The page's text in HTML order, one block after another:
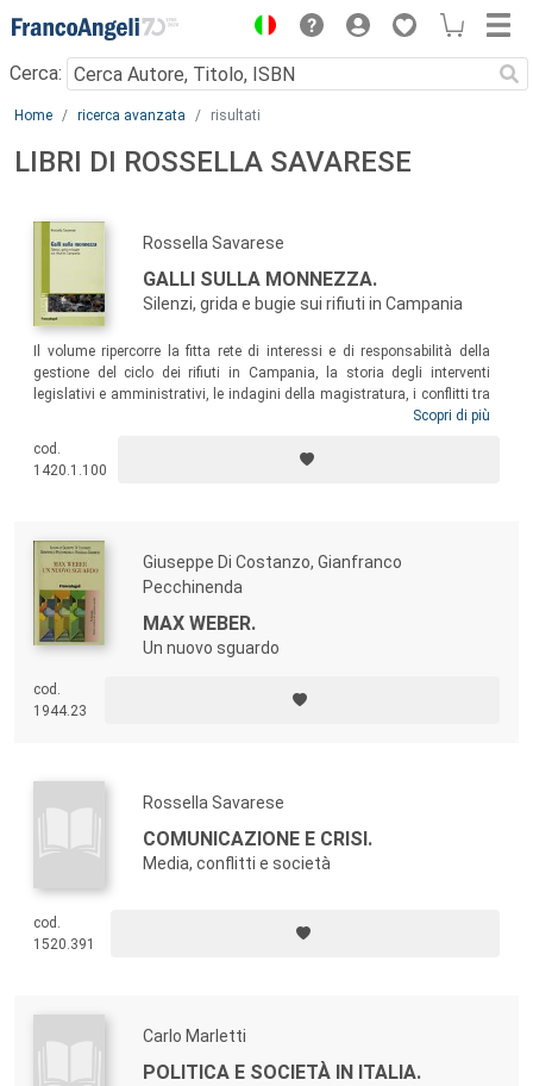
Menu
Cerca:
Main content
Home ricerca avanzata risultati
LIBRI DI ROSSELLA SAVARESE
Rossella Savarese
GALLI SULLA MONNEZZA.
Silenzi, grida e bugie sui rifiuti in Campania
Il volume ripercorre la fitta rete di interessi e di responsabilità della
gestione del ciclo dei rifiuti in Campania, la storia degli interventi
legislativi e amministrativi, le indagini della magistratura, i conflitti tra
e, infine, le proteste dei comitati civici. Attraverso la
partecipativo e blog – emergono, in ogni dettaglio, tanto la vicenda e i
suoi principali protagonisti quanto il ruolo giocato dall’informazione. E,
Scopri di più
cod.
1420.1.100
Giuseppe Di Costanzo, Gianfranco
Pecchinenda
MAX WEBER.
Un nuovo sguardo
cod.
1944.23
Rossella Savarese
COMUNICAZIONE E CRISI.
Media, conflitti e società
cod.
1520.391
Carlo Marletti
POLITICA E SOCIETÀ IN ITALIA.